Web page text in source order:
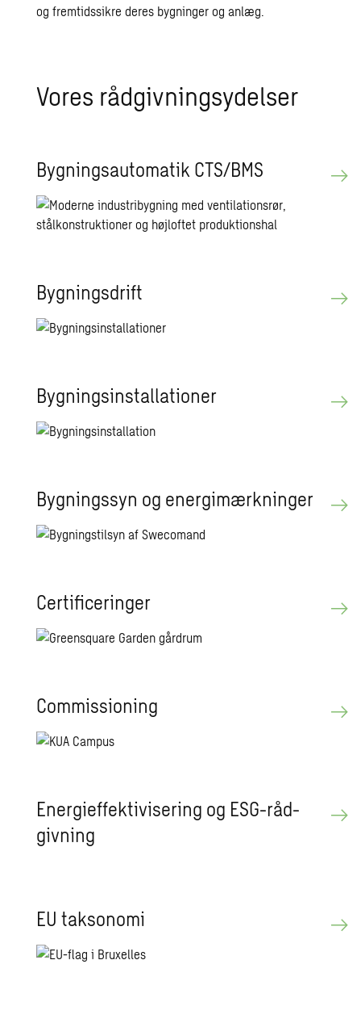
og fremtidssikre deres bygninger og anlæg.
Vores rå­d­giv­ning­sy­del­ser
Byg­nings­au­to­ma­tik CTS/BMS
Byg­nings­drift
Byg­nings­in­stal­la­tio­ner
Byg­nings­syn og ener­gi­mærk­nin­ger
Cer­ti­fi­ce­rin­ger
Com­mis­sio­ning
Ener­gi­ef­fek­ti­vi­se­ring og ESG-rå­d­
giv­ning
EU tak­so­no­mi